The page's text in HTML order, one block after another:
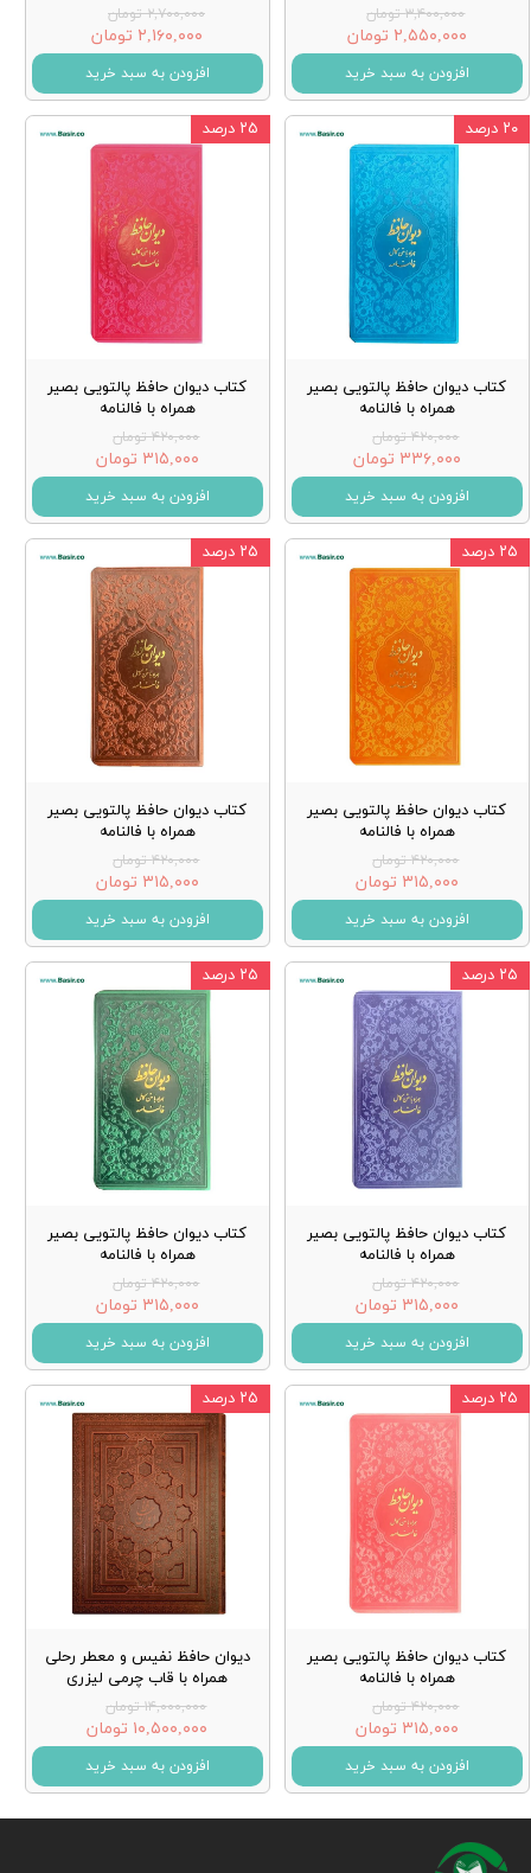
۳,۴۰۰,۰۰۰ تومان
۲,۵۵۰,۰۰۰ تومان
افزودن به سبد خرید
۲,۷۰۰,۰۰۰ تومان
۲,۱۶۰,۰۰۰ تومان
افزودن به سبد خرید
کتاب دیوان حافظ پالتویی بصیر
همراه با فالنامه
۴۲۰,۰۰۰ تومان
۳۳۶,۰۰۰ تومان
افزودن به سبد خرید
۲۰ درصد
کتاب دیوان حافظ پالتویی بصیر
همراه با فالنامه
۴۲۰,۰۰۰ تومان
۳۱۵,۰۰۰ تومان
افزودن به سبد خرید
۲۵ درصد
کتاب دیوان حافظ پالتویی بصیر
همراه با فالنامه
۴۲۰,۰۰۰ تومان
۳۱۵,۰۰۰ تومان
افزودن به سبد خرید
۲۵ درصد
کتاب دیوان حافظ پالتویی بصیر
همراه با فالنامه
۴۲۰,۰۰۰ تومان
۳۱۵,۰۰۰ تومان
افزودن به سبد خرید
۲۵ درصد
کتاب دیوان حافظ پالتویی بصیر
همراه با فالنامه
۴۲۰,۰۰۰ تومان
۳۱۵,۰۰۰ تومان
افزودن به سبد خرید
۲۵ درصد
کتاب دیوان حافظ پالتویی بصیر
همراه با فالنامه
۴۲۰,۰۰۰ تومان
۳۱۵,۰۰۰ تومان
افزودن به سبد خرید
۲۵ درصد
کتاب دیوان حافظ پالتویی بصیر
همراه با فالنامه
۴۲۰,۰۰۰ تومان
۳۱۵,۰۰۰ تومان
افزودن به سبد خرید
۲۵ درصد
دیوان حافظ نفیس و معطر رحلی
همراه با قاب چرمی لیزری
۱۴,۰۰۰,۰۰۰ تومان
۱۰,۵۰۰,۰۰۰ تومان
افزودن به سبد خرید
۲۵ درصد